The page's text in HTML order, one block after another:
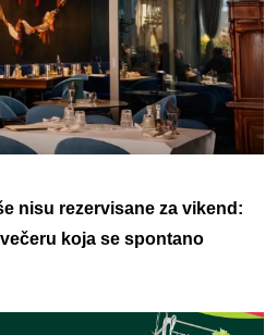
nisu rezervisane za vikend:
koja se spontano